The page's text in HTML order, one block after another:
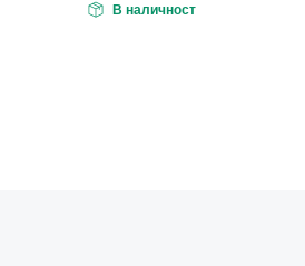
В наличност